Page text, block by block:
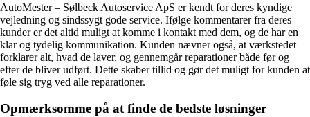
AutoMester – Sølbeck Autoservice ApS er kendt for deres kyndige
vejledning og sindssygt gode service. Ifølge kommentarer fra deres
kunder er det altid muligt at komme i kontakt med dem, og de har en
klar og tydelig kommunikation. Kunden nævner også, at værkstedet
forklarer alt, hvad de laver, og gennemgår reparationer både før og
efter de bliver udført. Dette skaber tillid og gør det muligt for kunden at
føle sig tryg ved alle reparationer.
Opmærksomme på at finde de bedste løsninger